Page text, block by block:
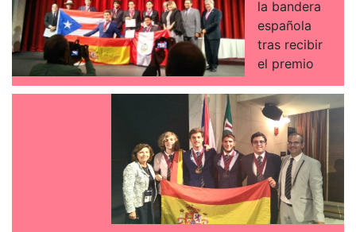
la bandera
española
tras recibir
el premio